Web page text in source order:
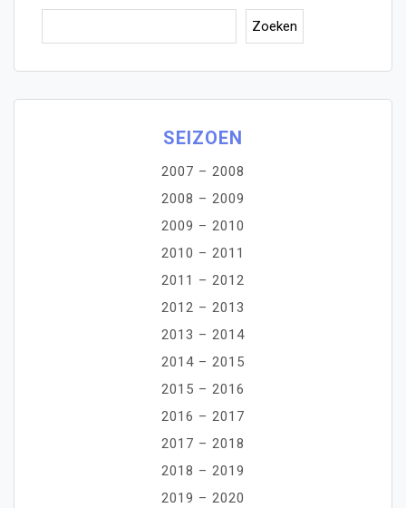
Zoeken
SEIZOEN
2007 – 2008
2008 – 2009
2009 – 2010
2010 – 2011
2011 – 2012
2012 – 2013
2013 – 2014
2014 – 2015
2015 – 2016
2016 – 2017
2017 – 2018
2018 – 2019
2019 – 2020